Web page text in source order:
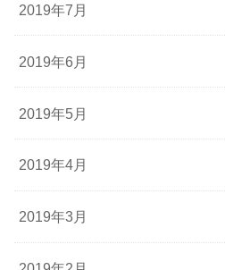
2019年7月
2019年6月
2019年5月
2019年4月
2019年3月